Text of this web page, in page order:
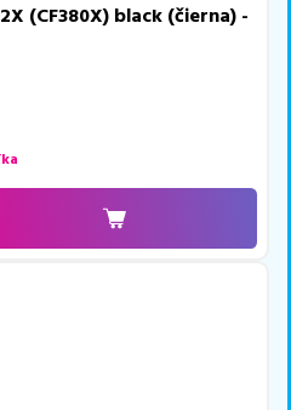
(CF380X) black (čierna) -